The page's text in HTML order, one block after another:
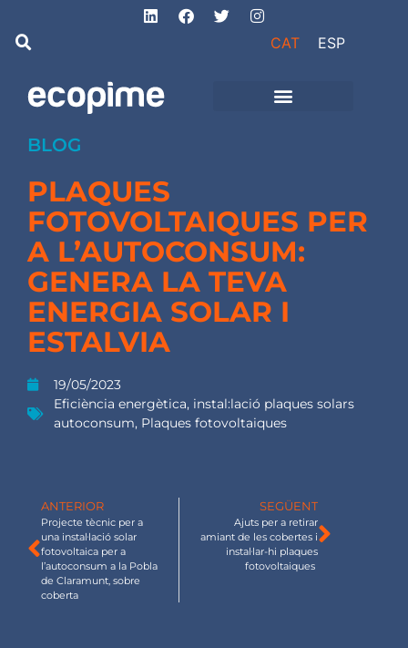
CAT ESP
BLOG
PLAQUES
FOTOVOLTAIQUES PER
A L’AUTOCONSUM:
GENERA LA TEVA
ENERGIA SOLAR I
ESTALVIA
19/05/2023
Eficiència energètica, instal:lació plaques solars
autoconsum, Plaques fotovoltaiques
ANTERIOR
Projecte tècnic per a
una instal·lació solar
fotovoltaica per a
l’autoconsum a la Pobla
de Claramunt, sobre
coberta
SEGÜENT
Ajuts per a retirar
amiant de les cobertes i
instal·lar-hi plaques
fotovoltaiques